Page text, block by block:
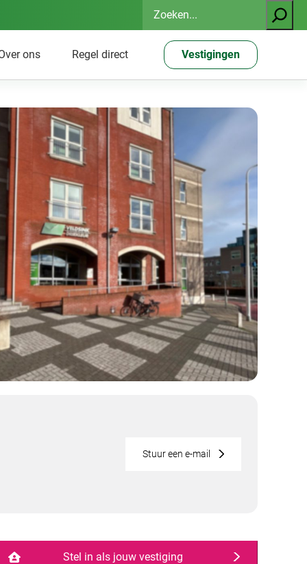
Zoeken
ons Regel direct Vestigingen
Stuur een e-mail
Stel in als jouw vestiging